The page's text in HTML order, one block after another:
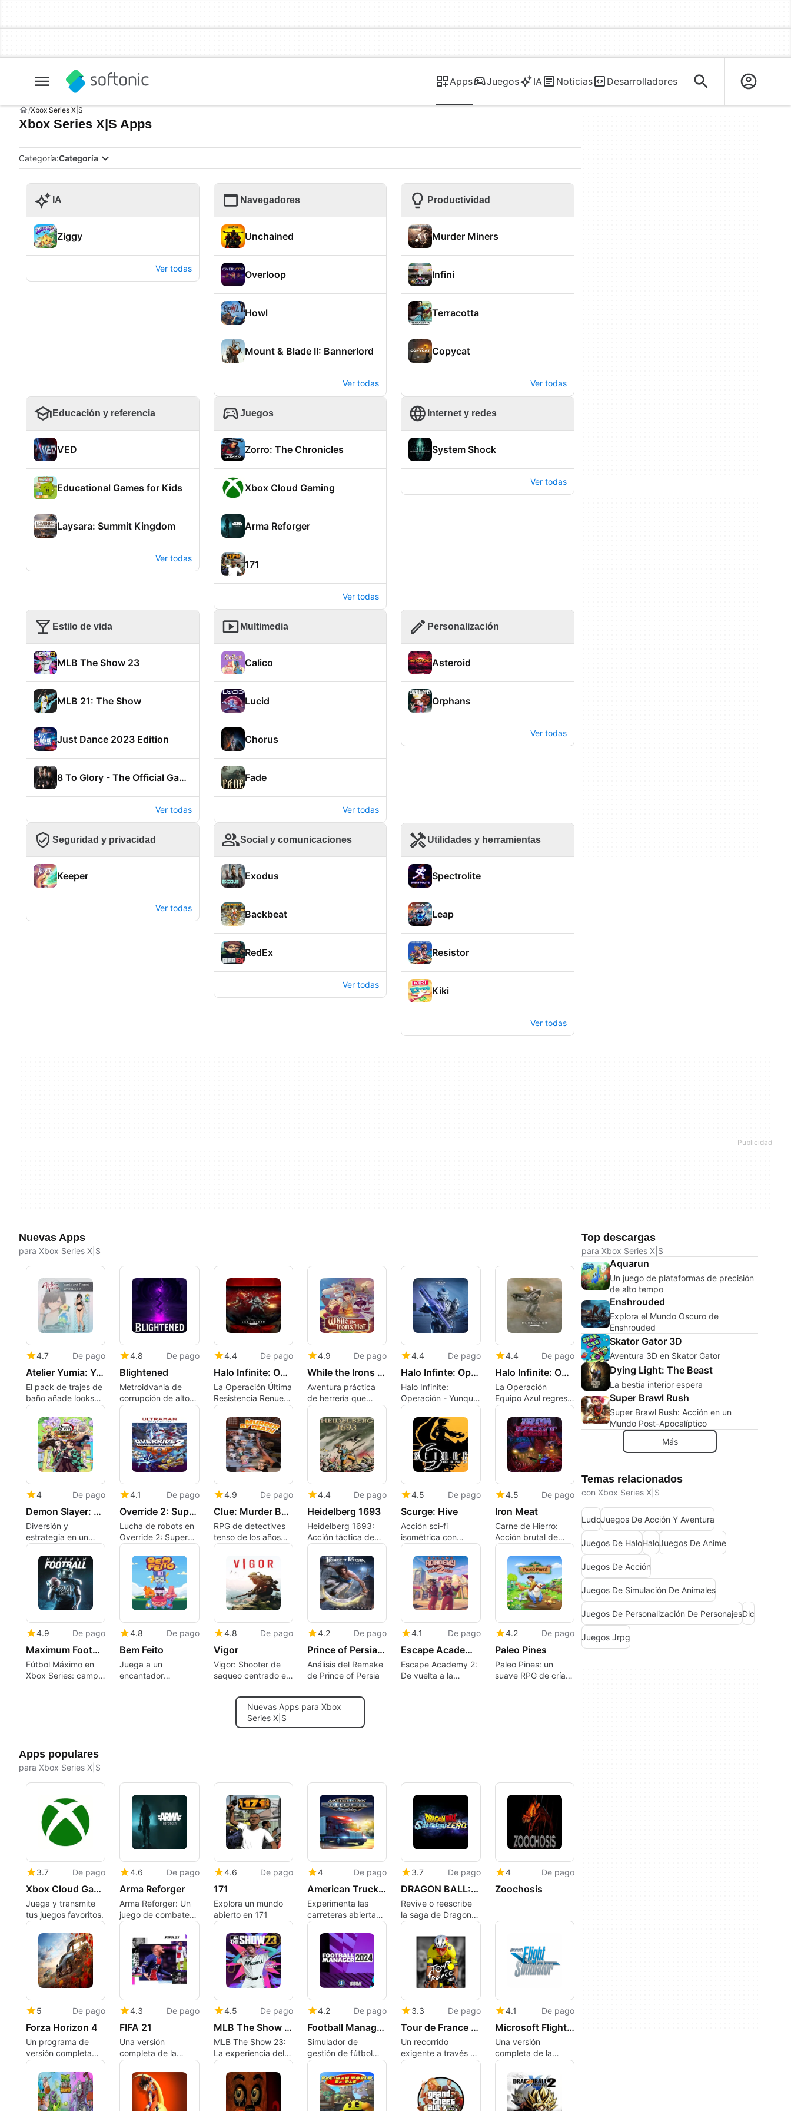
Apps Juegos IA Noticias Desarrolladores
Xbox Series X|S
Xbox Series X|S Apps
Categoría:Categoría
IA
Ziggy
Ver todas
Navegadores
Unchained
Overloop
Howl
Mount & Blade II: Bannerlord
Ver todas
Productividad
Murder Miners
Infini
Terracotta
Copycat
Ver todas
Educación y referencia
VED
Educational Games for Kids
Laysara: Summit Kingdom
Ver todas
Juegos
Zorro: The Chronicles
Xbox Cloud Gaming
Arma Reforger
171
Ver todas
Internet y redes
System Shock
Ver todas
Estilo de vida
MLB The Show 23
MLB 21: The Show
Just Dance 2023 Edition
8 To Glory - The Official Game of the PBR
Ver todas
Multimedia
Calico
Lucid
Chorus
Fade
Ver todas
Personalización
Asteroid
Orphans
Ver todas
Seguridad y privacidad
Keeper
Ver todas
Social y comunicaciones
Exodus
Backbeat
RedEx
Ver todas
Utilidades y herramientas
Spectrolite
Leap
Resistor
Kiki
Ver todas
Nuevas Apps
para Xbox Series X|S
4.7 De pago
Atelier Yumia: Yumia and Flammi Swimsuit Set
El pack de trajes de
baño añade looks
veraniegos a los
personajes de JRPG
4.8 De pago
Blightened
Metroidvania de
corrupción de alto
riesgo con líneas de
tiempo fracturadas
y jefes
4.4 De pago
Halo Infinite: Operation - Last Stand
La Operación Última
Resistencia Renueva
el Multijugador de
Halo Infinite con
Nuevo Combate
4.9 De pago
While the Irons Hot
Aventura práctica
de herrería que
reconstruye un
pueblo
4.4 De pago
Halo Infinte: Operation - Anvil
Halo Infinite:
Operación - Yunque
expande el
multijugador con
enfoque en
Sangheili
4.4 De pago
Halo Infinite: Operation Blue Team
La Operación
Equipo Azul regresa
con el clásico
Firefight y
cosméticos del
Equipo Azul
4 De pago
Demon Slayer: Kimetsu no Yaiba - Sweep the Board
Diversión y
estrategia en un
juego de mesa
4.1 De pago
Override 2: Super Mech League - Ultraman Deluxe Edition
Lucha de robots en
Override 2: Super
Mech League
4.9 De pago
Clue: Murder By Death
RPG de detectives
tenso de los años
30 con
investigaciones
cronometradas y
resultados
ramificados
4.4 De pago
Heidelberg 1693
Heidelberg 1693:
Acción táctica de
mosquete en la
Alemania gótica del
siglo XVII
4.5 De pago
Scurge: Hive
Acción sci-fi
isométrica con
exploración tensa
impulsada por
infecciones y jefes
4.5 De pago
Iron Meat
Carne de Hierro:
Acción brutal de
correr y disparar
con un estilo
pixelado
espeluznante
4.9 De pago
Maximum Football
Fútbol Máximo en
Xbox Series: campo
4.8 De pago
Bem Feito
Juega a un
encantador
4.8 De pago
Vigor
Vigor: Shooter de
saqueo centrado en
ambientado en la
Noruega de
posguerra
4.2 De pago
Prince of Persia: The Sands of Time
Análisis del Remake
de Prince of Persia
4.1 De pago
Escape Academy 2: Back 2 School
Escape Academy 2:
De vuelta a la
4.2 De pago
Paleo Pines
Paleo Pines: un
suave RPG de cría
Nuevas Apps para Xbox
Series X|S
Apps populares
para Xbox Series X|S
3.7 De pago
Xbox Cloud Gaming
Juega y transmite
tus juegos favoritos.
4.6 De pago
Arma Reforger
Arma Reforger: Un
juego de combate
frío versátil y realista
para Xbox Series
X|S.
4.6 De pago
171
Explora un mundo
abierto en 171
4 De pago
American Truck Simulator
Experimenta las
carreteras abiertas
en American Truck
Simulator
3.7 De pago
DRAGON BALL: Sparking! ZERO
Revive o reescribe
la saga de Dragon
Ball
4 De pago
Zoochosis
5 De pago
Forza Horizon 4
Un programa de
versión completa
para Xbox Series
X|S, desarrollado
por Playground
Games.
4.3 De pago
FIFA 21
Una versión
completa de la
aplicación para
Xbox Series X|S, de
EA Vancouver.
4.5 De pago
MLB The Show 23
MLB The Show 23:
La experiencia del
béisbol realista
4.2 De pago
Football Manager 2024
Simulador de
gestión de fútbol
premium
3.3 De pago
Tour de France 2025
Un recorrido
exigente a través de
etapas legendarias
4.1 De pago
Microsoft Flight Simulator 2020
Una versión
completa de la
aplicación para
Xbox Series X|S, de
Asobo Studio.
Top descargas
para Xbox Series X|S
Aquarun
Un juego de plataformas de precisión
de alto tempo
Enshrouded
Explora el Mundo Oscuro de
Enshrouded
Skator Gator 3D
Aventura 3D en Skator Gator
Dying Light: The Beast
La bestia interior espera
Super Brawl Rush
Super Brawl Rush: Acción en un
Mundo Post-Apocalíptico
Más
Temas relacionados
con Xbox Series X|S
LudoJuegos De Acción Y Aventura
Juegos De HaloHaloJuegos De Anime
Juegos De Acción
Juegos De Simulación De Animales
Juegos De Personalización De PersonajesDlc
Juegos Jrpg